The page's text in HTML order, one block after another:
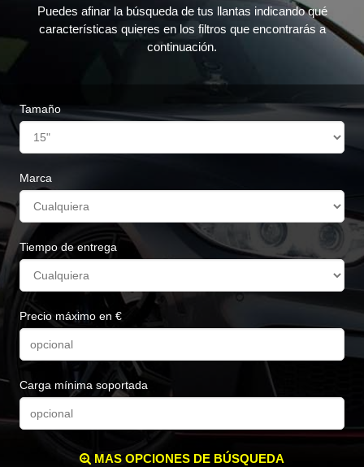
Puedes afinar la búsqueda de tus llantas indicando qué
características quieres en los filtros que encontrarás a
continuación.
Tamaño
Marca
Tiempo de entrega
Precio máximo en €
Carga mínima soportada
MAS OPCIONES DE BÚSQUEDA